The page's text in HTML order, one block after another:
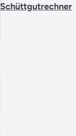
Schüttgutrechner